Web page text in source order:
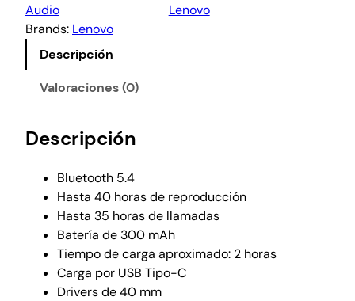
Audio
Lenovo
Brands: Lenovo
Descripción
Valoraciones (0)
Descripción
Bluetooth 5.4
Hasta 40 horas de reproducción
Hasta 35 horas de llamadas
Batería de 300 mAh
Tiempo de carga aproximado: 2 horas
Carga por USB Tipo-C
Drivers de 40 mm